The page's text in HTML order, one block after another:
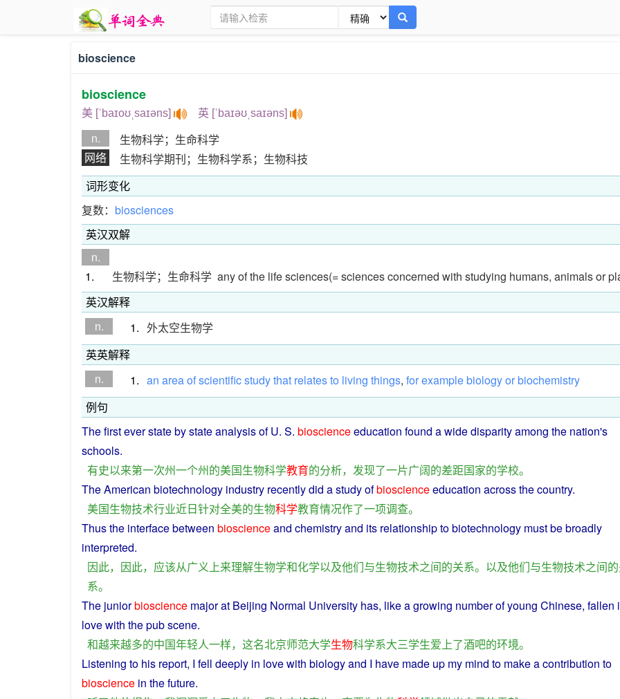
bioscience
bioscience
美 [ˈbaɪoʊˌsaɪəns] 英 [ˈbaɪəʊˌsaɪəns]
n.
生物科学；生命科学
网络
生物科学期刊；生物科学系；生物科技
词形变化
复数： biosciences
英汉双解
n.
1.
生物科学；生命科学 any of the life sciences(= sciences concerned with studying humans, animals or
英汉解释
n.
1. 外太空生物学
英英解释
n.
1. an areaofscientificstudythat relatesto living things, forexamplebiologyorbiochemistry
例句
Thefirsteverstatebystateanalysisof U. S. bioscienceeducation found awidedisparity among the nation's
schools.
有史以来第一次州一个州的美国生物科学教育的分析， 发现了一片广阔的差距国家的学校。
TheAmerican biotechnology industry recentlydid astudyofbioscienceeducation acrossthe country.
美国生物技术行业近日针对全美的生物科学教育情况作了一项调查。
Thusthe interfacebetween bioscienceand chemistryand its relationshiptobiotechnology mustbebroadly
interpreted.
因此， 因此， 应该从广义上来理解生物学和化学以及他们与生物技术之间的关系。 以及他们与生物技术之间的
系。
The juniorbioscience major at Beijing Normal University has, likeagrowing numberofyoung Chinese, fallen
lovewith thepubscene.
和越来越多的中国年轻人一样， 这名北京师范大学生物科学系大三学生爱上了酒吧的环境。
Listening to his report, I fell deeply in lovewith biologyand I have made up my mind to makeacontribution to
bioscience in thefuture.